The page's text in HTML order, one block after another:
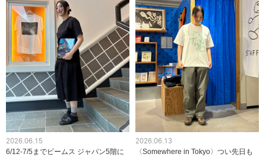
2026.06.15
6/12-7/5までビームス ジャパン5階に
2026.06.13
〈Somewhere in Tokyo〉つい先日も